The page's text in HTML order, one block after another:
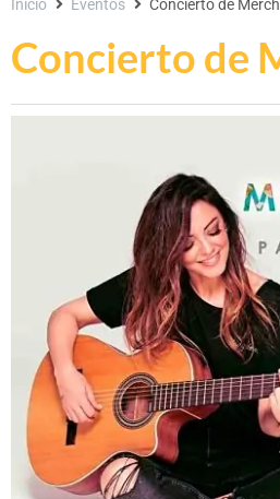
Concierto de
Inicio Eventos Concierto de